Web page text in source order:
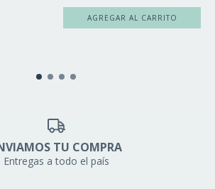
TU COMPRA
Entregas a todo el país